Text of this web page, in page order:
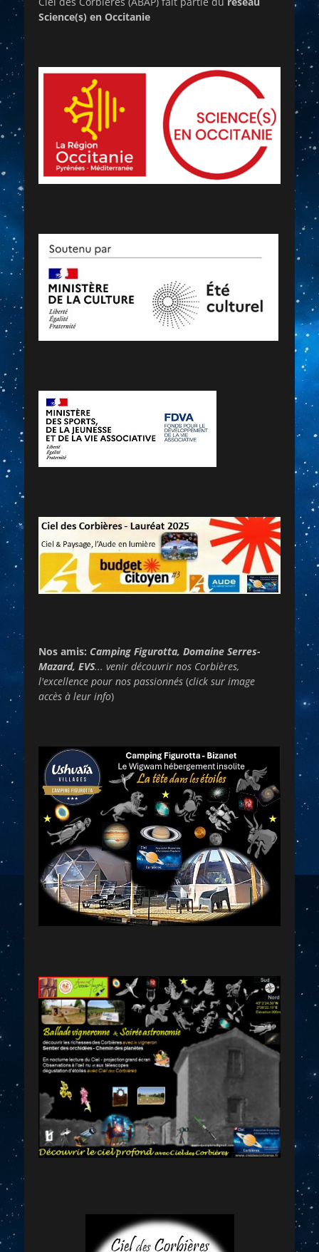
Science(s) en Occitanie
Nos amis: Camping Figurotta, Domaine Serres-
Mazard, EVS... venir découvrir nos Corbières,
l'excellence pour nos passionnés (click sur image
accès à leur info)